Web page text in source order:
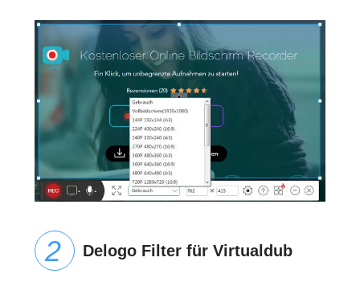
Delogo Filter für Virtualdub